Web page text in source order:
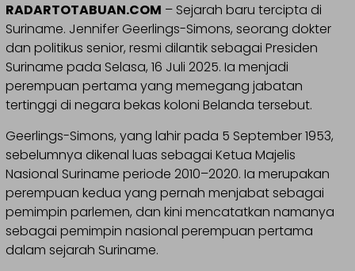
RADARTOTABUAN.COM – Sejarah baru tercipta di
Suriname. Jennifer Geerlings-Simons, seorang dokter
dan politikus senior, resmi dilantik sebagai Presiden
Suriname pada Selasa, 16 Juli 2025. Ia menjadi
perempuan pertama yang memegang jabatan
tertinggi di negara bekas koloni Belanda tersebut.
Geerlings-Simons, yang lahir pada 5 September 1953,
sebelumnya dikenal luas sebagai Ketua Majelis
Nasional Suriname periode 2010–2020. Ia merupakan
perempuan kedua yang pernah menjabat sebagai
pemimpin parlemen, dan kini mencatatkan namanya
sebagai pemimpin nasional perempuan pertama
dalam sejarah Suriname.